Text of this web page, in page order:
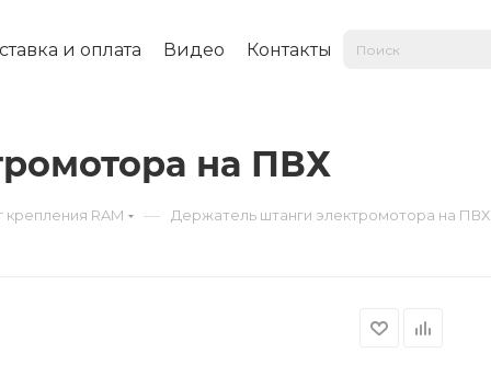
и оплата Видео Контакты
на ПВХ
крепления RAM — Держатель штанги электромотора на ПВХ